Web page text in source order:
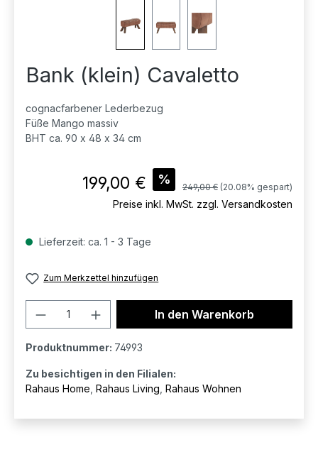
Bank (klein) Cavaletto
cognacfarbener Lederbezug
Füße Mango massiv
BHT ca. 90 x 48 x 34 cm
Verkaufspreis:
199,00 € % Regulärer Preis:
249,00 € (20.08% gespart)
Preise inkl. MwSt. zzgl. Versandkosten
Lieferzeit: ca. 1 - 3 Tage
Zum Merkzettel hinzufügen
Produkt Anzahl: Gib den
In den Warenkorb
Produktnummer: 74993
Zu besichtigen in den Filialen:
Rahaus Home Rahaus Living Rahaus Wohnen